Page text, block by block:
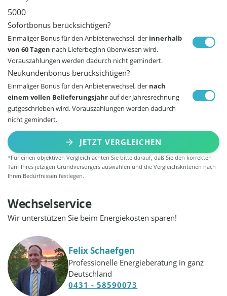
Sofortbonus berücksichtigen?
Einmaliger Bonus für den Anbieterwechsel, der innerhalb
von 60 Tagen nach Lieferbeginn überwiesen wird.
Vorauszahlungen werden dadurch nicht gemindert.
Neukundenbonus berücksichtigen?
Einmaliger Bonus für den Anbieterwechsel, der nach
einem vollen Belieferungsjahrauf der Jahresrechnung
gutgeschrieben wird. Vorauszahlungen werden dadurch
nicht gemindert.
JETZT VERGLEICHEN
*Für einen objektiven Vergleich achten Sie bitte darauf, daß Sie den korrekten
Tarif Ihres jetzigen Grundversorgers auswählen und die Vergleichskriterien nach
Ihren Bedürfnissen festlegen.
Wechselservice
Wir unterstützen Sie beim Energiekosten sparen!
Felix Schaefgen
Professionelle Energieberatung in ganz
Deutschland
0431 - 58590073